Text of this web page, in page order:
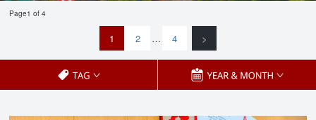
Page1 of 4
1 2 … 4 >